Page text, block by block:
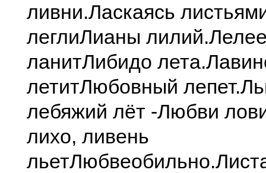
ливни.Ласкаясь
леглиЛианы лилий.
ланитЛибидо лета.
летитЛюбовный лепет.
лебяжий лёт -Любви
лихо, ливень
льетЛюбвеобильно.